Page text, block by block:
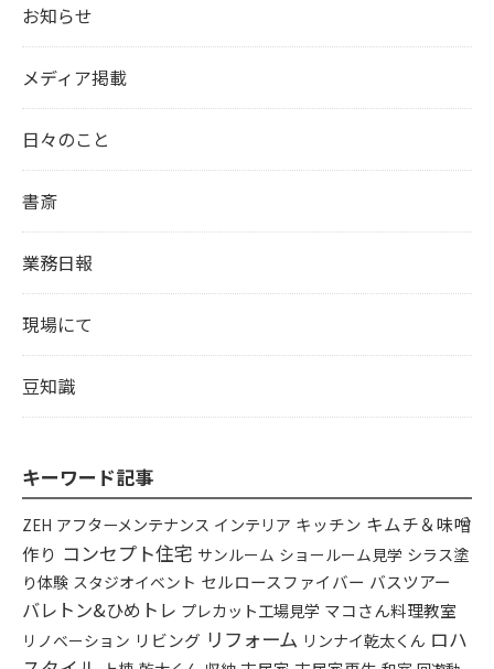
お知らせ
メディア掲載
日々のこと
書斎
業務日報
現場にて
豆知識
キーワード記事
ZEH アフターメンテナンス インテリア キッチン キムチ＆味噌
作り コンセプト住宅 サンルーム ショールーム見学 シラス塗
り体験 スタジオイベント セルロースファイバー バスツアー
バレトン&ひめトレ プレカット工場見学 マコさん料理教室
リノベーション リビング リフォーム リンナイ乾太くん ロハ